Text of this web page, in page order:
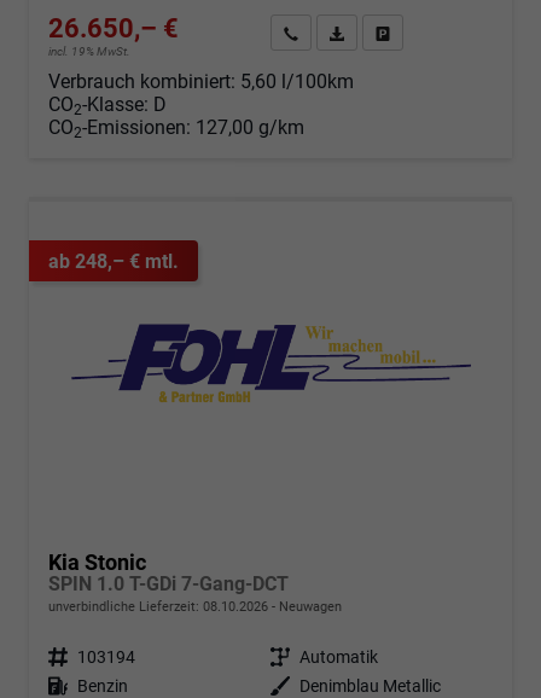
26.650,– €
incl. 19% MwSt.
Angebot anfordern
Fahrzeugexpose (PDF)
Verbrauch kombiniert: 5,60 l/100km
CO2-Klasse: D
CO2-Emissionen: 127,00 g/km
ab 248,– € mtl.
Kia Stonic
SPIN 1.0 T-GDi 7-Gang-DCT
unverbindliche Lieferzeit: 08.10.2026 Neuwagen
Fahrzeugnr. 103194 Getriebe Automatik
Kraftstoff Benzin Außenfarbe
Denimblau Metallic